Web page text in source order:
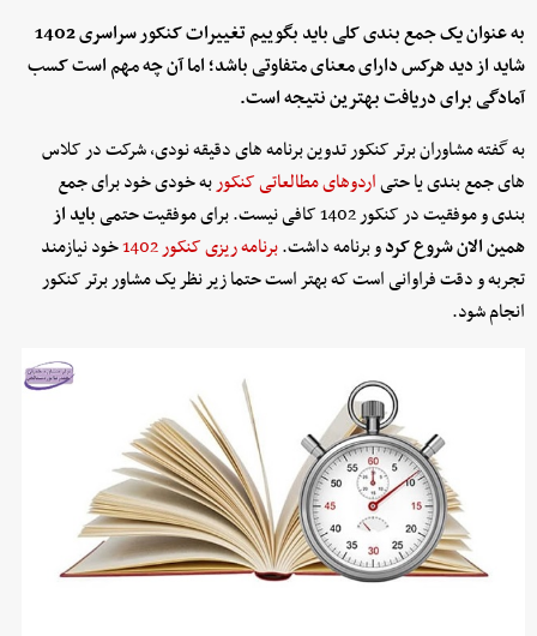
به عنوان یک جمع بندی کلی باید بگوییم تغییرات کنکور سراسری 1402
شاید از دید هرکس دارای معنای متفاوتی باشد؛ اما آن چه مهم است کسب
آمادگی برای دریافت بهترین نتیجه است.
به گفته مشاوران برتر کنکور تدوین برنامه های دقیقه نودی، شرکت در کلاس
های جمع بندی یا حتیاردوهای مطالعاتی کنکوربه خودی خود برای جمع
بندی و موفقیت در کنکور 1402 کافی نیست. برای موفقیت حتمی
باید از
همین الان شروع کردو برنامه داشت.برنامه ریزی کنکور 1402
خود نیازمند
تجربه و دقت فراوانی است که بهتر است حتما زیر نظر یک مشاور برتر کنکور
انجام شود.